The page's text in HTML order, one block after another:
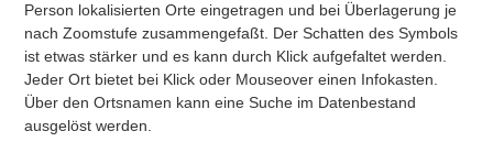
Person lokalisierten Orte eingetragen und bei Überlagerung je
nach Zoomstufe zusammengefaßt. Der Schatten des Symbols
ist etwas stärker und es kann durch Klick aufgefaltet werden.
Jeder Ort bietet bei Klick oder Mouseover einen Infokasten.
Über den Ortsnamen kann eine Suche im Datenbestand
ausgelöst werden.